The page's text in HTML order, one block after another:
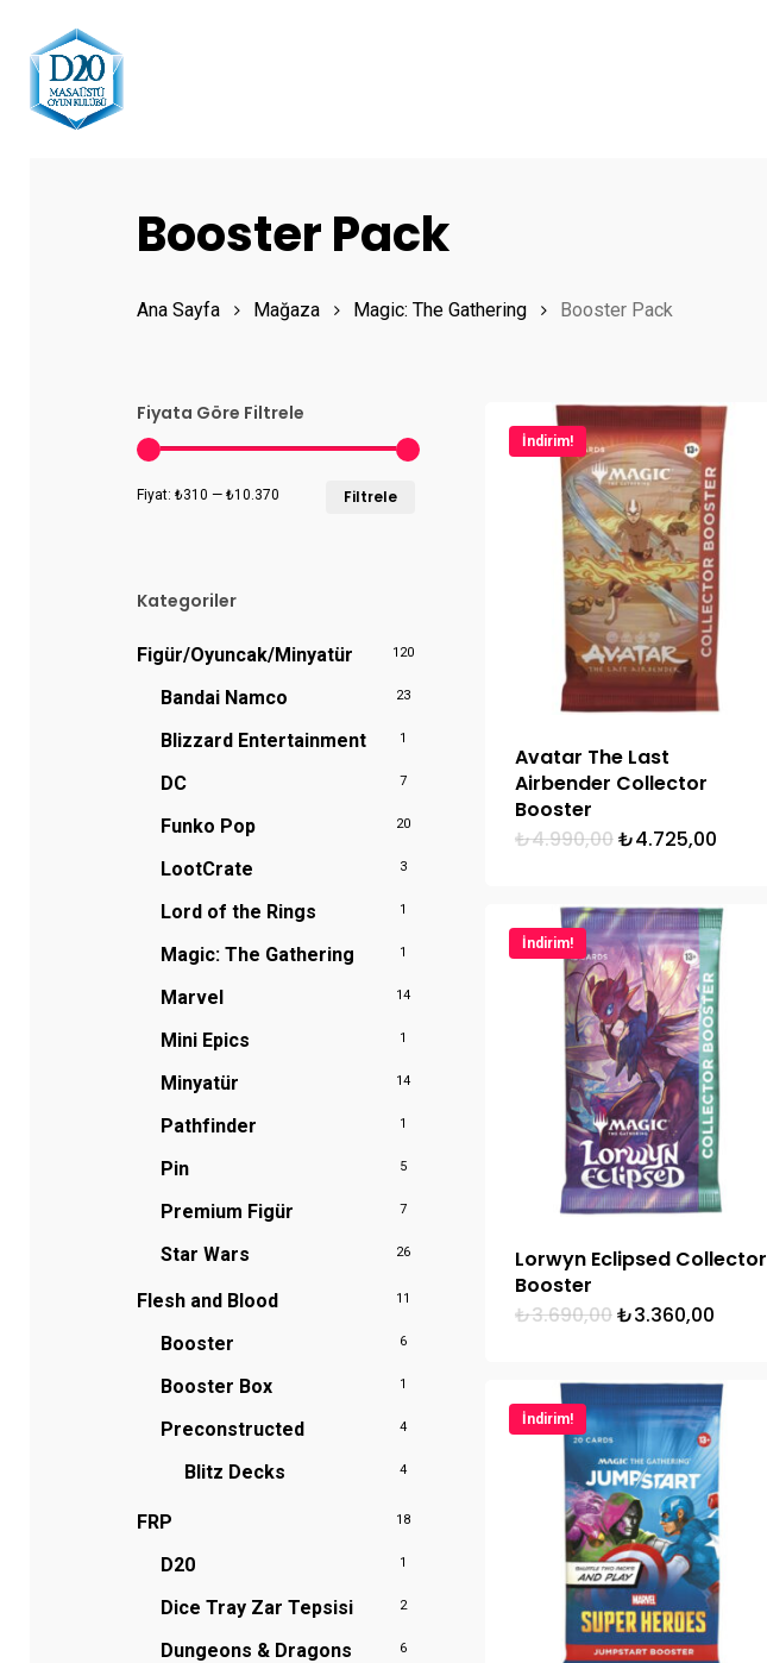
content
Booster Pack
Ana Sayfa Mağaza Magic: The Gathering Booster Pack
Fiyata Göre Filtrele
Filtrele
Fiyat: ₺310 — ₺10.370
Kategoriler
Figür/Oyuncak/Minyatür 120
Bandai Namco 23
Blizzard Entertainment 1
DC 7
Funko Pop 20
LootCrate 3
Lord of the Rings 1
Magic: The Gathering 1
Marvel 14
Mini Epics 1
Minyatür 14
Pathfinder 1
Pin 5
Premium Figür 7
Star Wars 26
Flesh and Blood 11
Booster 6
Booster Box 1
Preconstructed 4
Blitz Decks 4
FRP 18
D20 1
Dice Tray Zar Tepsisi 2
Dungeons & Dragons 6
İndirim!
Avatar The Last
Airbender Collector
Booster
₺4.990,00Orijinal
₺4.725,00Şu
İndirim!
Lorwyn Eclipsed Collector
Booster
₺3.690,00Orijinal
₺3.360,00Şu
İndirim!